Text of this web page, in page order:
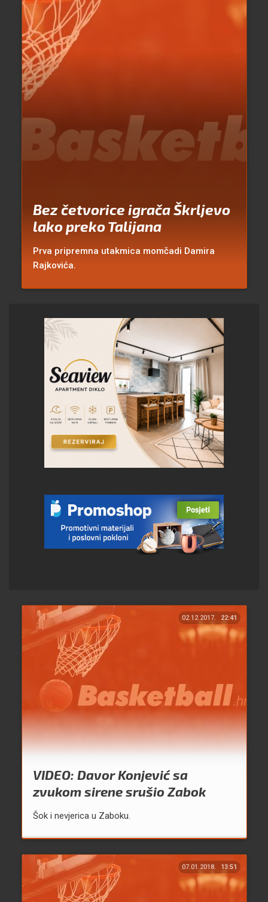
Bez četvorice igrača Škrljevo
lako preko Talijana
Prva pripremna utakmica momčadi Damira
Rajkovića.
02.12.2017. 22:41
VIDEO: Davor Konjević sa
zvukom sirene srušio Zabok
Šok i nevjerica u Zaboku.
07.01.2018. 13:51